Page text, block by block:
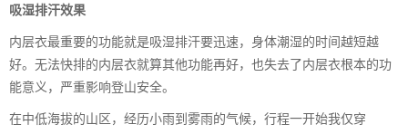
吸湿排汗效果
内层衣最重要的功能就是吸湿排汗要迅速，身体潮湿的时间越短越
好。无法快排的内层衣就算其他功能再好，也失去了内层衣根本的功
能意义，严重影响登山安全。
在中低海拔的山区，经历小雨到雾雨的气候，行程一开始我仅穿